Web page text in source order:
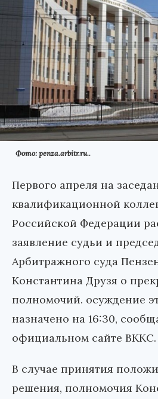
Фото: penza.arbitr.ru..
Первого апреля на
квалификационной
Российской Федерации
заявление судьи и
Арбитражного суда
Константина Друзя о
полномочий. осуждение
назначено на 16:30,
официальном сайте ВККС.
В случае принятия
решения, полномочия